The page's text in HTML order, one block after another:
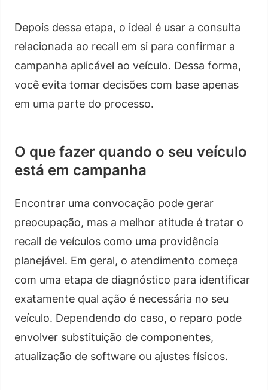
Depois dessa etapa, o ideal é usar a consulta
relacionada ao recall em si para confirmar a
campanha aplicável ao veículo. Dessa forma,
você evita tomar decisões com base apenas
em uma parte do processo.
O que fazer quando o seu veículo
está em campanha
Encontrar uma convocação pode gerar
preocupação, mas a melhor atitude é tratar o
recall de veículos como uma providência
planejável. Em geral, o atendimento começa
com uma etapa de diagnóstico para identificar
exatamente qual ação é necessária no seu
veículo. Dependendo do caso, o reparo pode
envolver substituição de componentes,
atualização de software ou ajustes físicos.